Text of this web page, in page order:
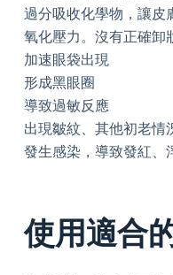
過分吸收化學物，讓皮
氧化壓力。沒有正確卸
加速眼袋出現
形成黑眼圈
導致過敏反應
出現皺紋、其他初老情
發生感染，導致發紅、
使用適合